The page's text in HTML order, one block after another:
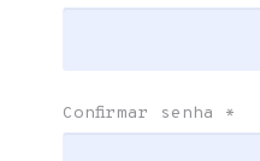
Confirmar senha *